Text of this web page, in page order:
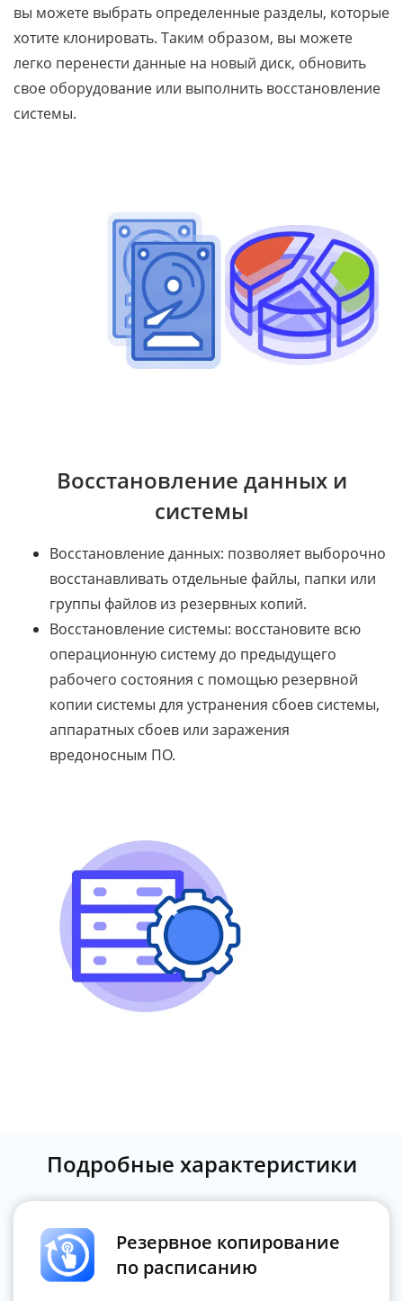
вы можете выбрать определенные разделы, которые
хотите клонировать. Таким образом, вы можете
легко перенести данные на новый диск, обновить
свое оборудование или выполнить восстановление
системы.
Восстановление данных и
системы
Восстановление данных: позволяет выборочно
восстанавливать отдельные файлы, папки или
группы файлов из резервных копий.
Восстановление системы: восстановите всю
операционную систему до предыдущего
рабочего состояния с помощью резервной
копии системы для устранения сбоев системы,
аппаратных сбоев или заражения
вредоносным ПО.
Подробные характеристики
Резервное копирование
по расписанию